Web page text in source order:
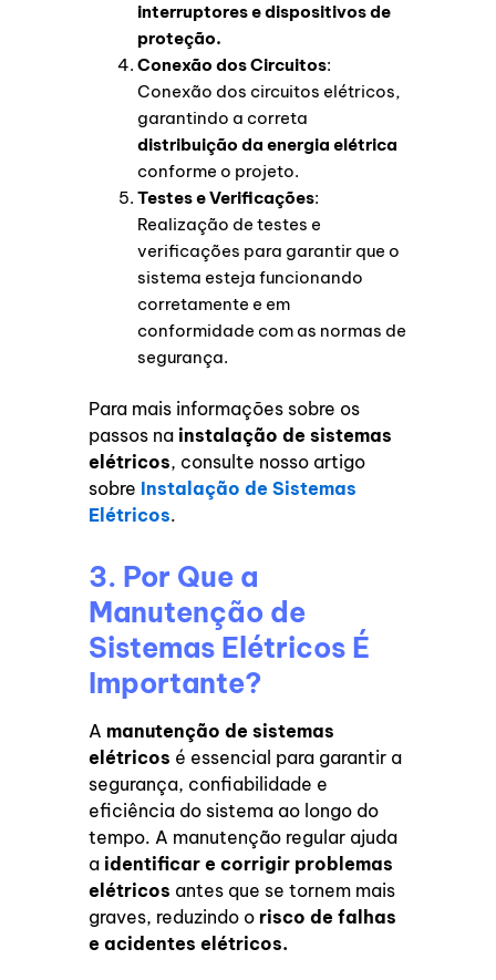
interruptores e dispositivos de
proteção.
Conexão dos Circuitos:
Conexão dos circuitos elétricos,
garantindo a correta
distribuição da energia elétrica
conforme o projeto.
Testes e Verificações:
Realização de testes e
verificações para garantir que o
sistema esteja funcionando
corretamente e em
conformidade com as normas de
segurança.
Para mais informações sobre os
passos na instalação de sistemas
elétricos, consulte nosso artigo
sobre Instalação de Sistemas
Elétricos.
3. Por Que a
Manutenção de
Sistemas Elétricos É
Importante?
A manutenção de sistemas
elétricos é essencial para garantir a
segurança, confiabilidade e
eficiência do sistema ao longo do
tempo. A manutenção regular ajuda
a identificar e corrigir problemas
elétricos antes que se tornem mais
graves, reduzindo o risco de falhas
e acidentes elétricos.